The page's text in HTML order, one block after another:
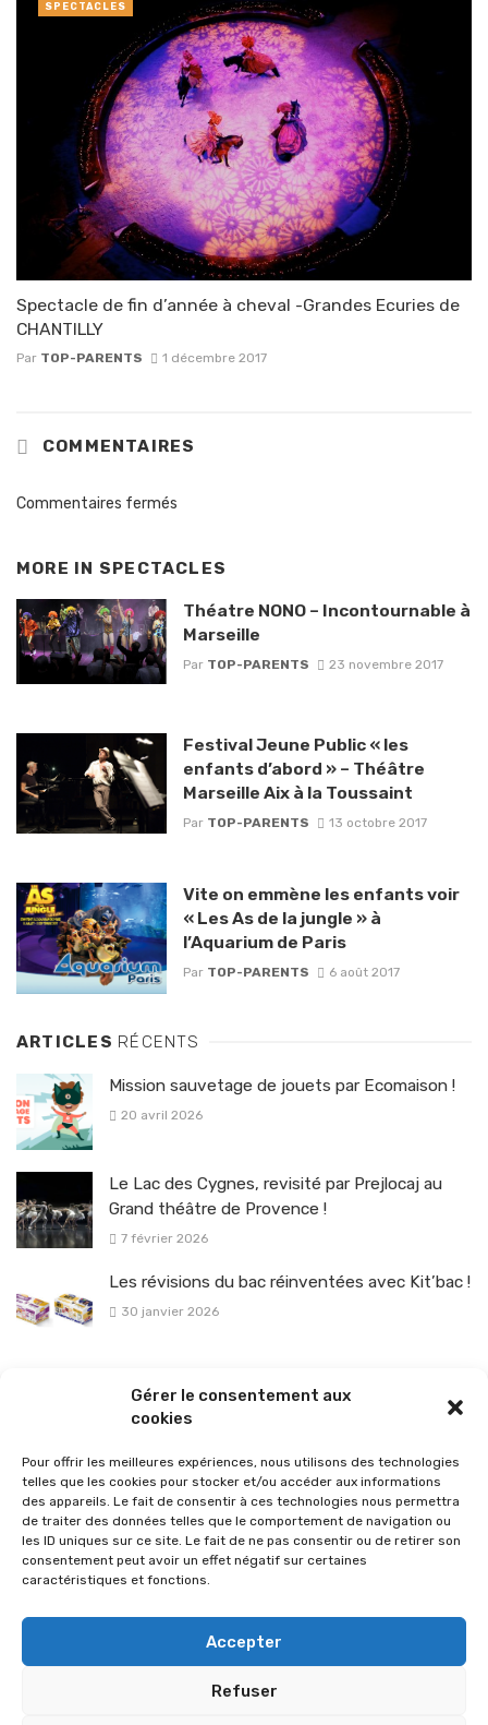
Gérer le consentement aux
cookies
Pour offrir les meilleures expériences, nous utilisons des technologies
telles que les cookies pour stocker et/ou accéder aux informations
des appareils. Le fait de consentir à ces technologies nous permettra
de traiter des données telles que le comportement de navigation ou
les ID uniques sur ce site. Le fait de ne pas consentir ou de retirer son
consentement peut avoir un effet négatif sur certaines
caractéristiques et fonctions.
Accepter
Refuser
Spectacle de fin d’année à cheval -Grandes Ecuries de
CHANTILLY
Par TOP-PARENTS 1 décembre 2017
SPECTACLES
COMMENTAIRES
Commentaires fermés
MORE IN SPECTACLES
Théatre NONO – Incontournable à
Marseille
Par TOP-PARENTS 23 novembre 2017
Festival Jeune Public « les
enfants d’abord » – Théâtre
Marseille Aix à la Toussaint
Par TOP-PARENTS 13 octobre 2017
Vite on emmène les enfants voir
« Les As de la jungle » à
l’Aquarium de Paris
Par TOP-PARENTS 6 août 2017
ARTICLES RÉCENTS
Mission sauvetage de jouets par Ecomaison !
20 avril 2026
Le Lac des Cygnes, revisité par Prejlocaj au
Grand théâtre de Provence !
7 février 2026
Les révisions du bac réinventées avec Kit’bac !
30 janvier 2026